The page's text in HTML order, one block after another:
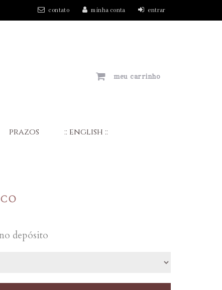
contato minha conta entrar
meu carrinho
prazos :: english ::
no depósito